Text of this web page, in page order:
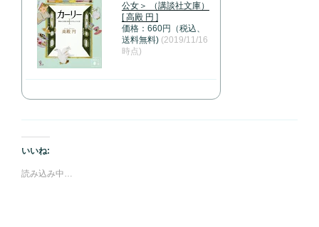
公女＞ （講談社文庫）
[ 高殿 円 ]
価格：660円（税込、
送料無料) (2019/11/16
時点)
いいね:
読み込み中…